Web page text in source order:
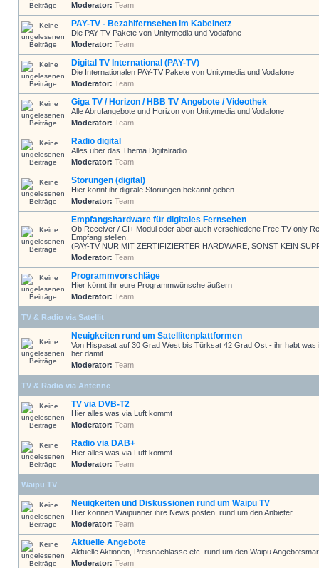
Moderator: Team
PAY-TV - Bezahlfernsehen im Kabelnetz
Die PAY-TV Pakete von Unitymedia und Vodafone
Moderator: Team
Digital TV International (PAY-TV)
Die Internationalen PAY-TV Pakete von Unitymedia und Vodafone
Moderator: Team
Giga TV / Horizon / HBB TV Angebote / Videothek
Alle Abrufangebote und Horizon von Unitymedia und Vodafone
Moderator: Team
Radio digital
Alles über das Thema Digitalradio
Moderator: Team
Störungen (digital)
Hier könnt ihr digitale Störungen bekannt geben.
Moderator: Team
Empfangshardware für digitales Fernsehen
Ob Receiver / CI+ Modul oder aber auch verschiedene Free TV only
Empfang stellen.
(PAY-TV NUR MIT ZERTIFIZIERTER HARDWARE, SONST KEIN
Moderator: Team
Programmvorschläge
Hier könnt ihr eure Programmwünsche äußern
Moderator: Team
TV & Radio via Satellit
Neuigkeiten rund um Satellitenplattformen
Von Hispasat auf 30 Grad West bis Türksat 42 Grad Ost - ihr habt
her damit
Moderator: Team
TV & Radio via Antenne
TV via DVB-T2
Hier alles was via Luft kommt
Moderator: Team
Radio via DAB+
Hier alles was via Luft kommt
Moderator: Team
Waipu TV
Neuigkeiten und Diskussionen rund um Waipu TV
Hier können Waipuaner ihre News posten, rund um den Anbieter
Moderator: Team
Aktuelle Angebote
Aktuelle Aktionen, Preisnachlässe etc. rund um den Waipu
Moderator: Team